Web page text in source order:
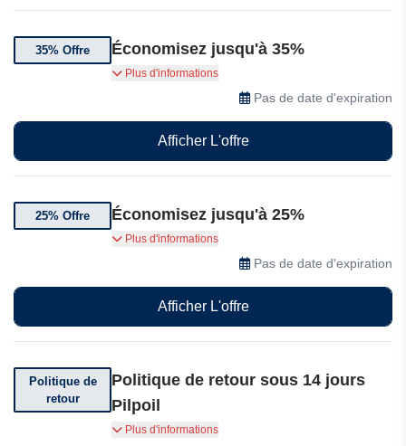
35% Offre Économisez jusqu'à 35%
Jusqu'à 35% de réduction sur une sélection de
Plus d'informations
Pas de date d'expiration
Afficher L'offre
25% Offre Économisez jusqu'à 25%
Jusqu'à 25% de réduction sur une sélection de
Plus d'informations
Pas de date d'expiration
Afficher L'offre
Politique de
retour
Politique de retour sous 14 jours
Pilpoil
Vous pouvez retourner sous 14 jours à Pilpoil
Plus d'informations